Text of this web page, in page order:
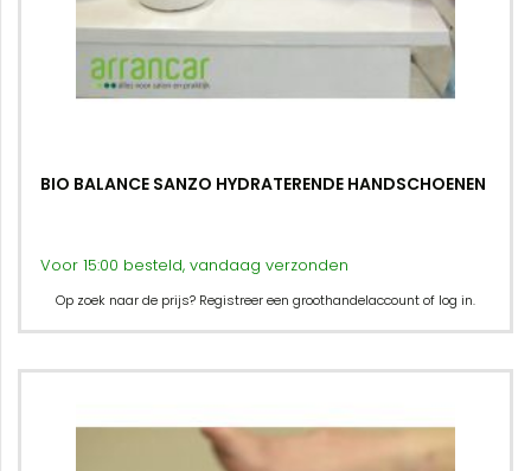
BIO BALANCE SANZO HYDRATERENDE HANDSCHOENEN
Voor 15:00 besteld, vandaag verzonden
Op zoek naar de prijs? Registreer een groothandelaccount of log in.